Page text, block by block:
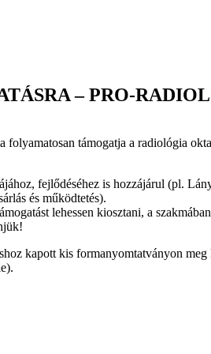
– PRO-
támogatja a radiológia
fejlődéséhez is hozzájárul (pl.
és működtetés).
lehessen kiosztani, a
kapott kis formanyomtatványon